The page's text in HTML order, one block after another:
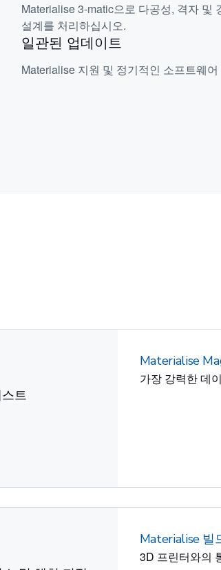
Materialise 3-matic으로 다공성, 격자 및
설계를 처리하십시오.
일관된 업데이트
Materialise 지원 및 정기적인 소프트웨
트
Materialise
가장 강력한 데
Materialise 빌
3D 프린터와의